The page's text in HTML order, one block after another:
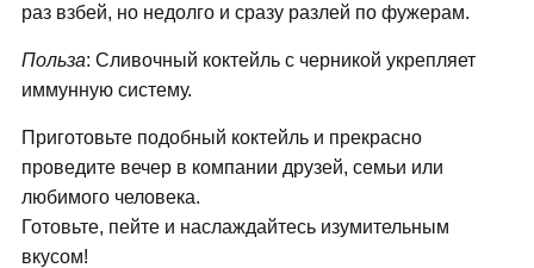
раз взбей, но недолго и сразу разлей по фужерам.
Польза: Сливочный коктейль с черникой укрепляет
иммунную систему.
Приготовьте подобный коктейль и прекрасно
проведите вечер в компании друзей, семьи или
любимого человека.
Готовьте, пейте и наслаждайтесь изумительным
вкусом!